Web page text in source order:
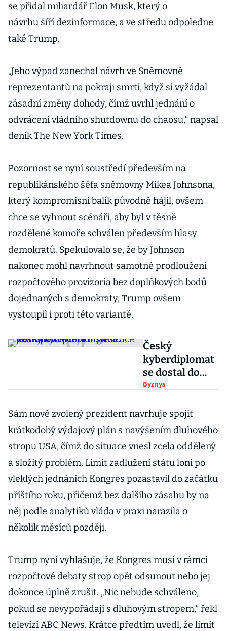
se přidal miliardář Elon Musk, který o
návrhu šíří dezinformace, a ve středu odpoledne
také Trump.
„Jeho výpad zanechal návrh ve Sněmovně
reprezentantů na pokraji smrti, když si vyžádal
zásadní změny dohody, čímž uvrhl jednání o
odvrácení vládního shutdownu do chaosu,“ napsal
deník The New York Times.
Pozornost se nyní soustředí především na
republikánského šéfa sněmovny Mikea Johnsona,
který kompromisní balík původně hájil, ovšem
chce se vyhnout scénáři, aby byl v těsně
rozdělené komoře schválen především hlasy
demokratů. Spekulovalo se, že by Johnson
nakonec mohl navrhnout samotné prodloužení
rozpočtového provizoria bez doplňkových bodů
dojednaných s demokraty, Trump ovšem
vystoupil i proti této variantě.
Český
kyberdiplomat
se dostal do
vedení
Trumpova
protičínského
Byznys
Sám nově zvolený prezident navrhuje spojit
krátkodobý výdajový plán s navýšením dluhového
stropu USA, čímž do situace vnesl zcela oddělený
a složitý problém. Limit zadlužení státu loni po
vleklých jednáních Kongres pozastavil do začátku
příštího roku, přičemž bez dalšího zásahu by na
něj podle analytiků vláda v praxi narazila o
několik měsíců později.
Trump nyní vyhlašuje, že Kongres musí v rámci
rozpočtové debaty strop opět odsunout nebo jej
dokonce úplně zrušit. „Nic nebude schváleno,
pokud se nevypořádají s dluhovým stropem,“ řekl
televizi ABC News. Krátce předtím uvedl, že limit